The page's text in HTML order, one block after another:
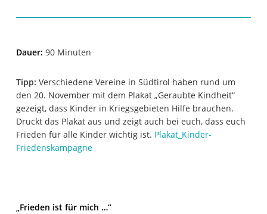
Dauer: 90 Minuten
Tipp: Verschiedene Vereine in Südtirol haben rund um
den 20. November mit dem Plakat „Geraubte Kindheit“
gezeigt, dass Kinder in Kriegsgebieten Hilfe brauchen.
Druckt das Plakat aus und zeigt auch bei euch, dass euch
Frieden für alle Kinder wichtig ist. Plakat_Kinder-
Friedenskampagne
„Frieden ist für mich …“